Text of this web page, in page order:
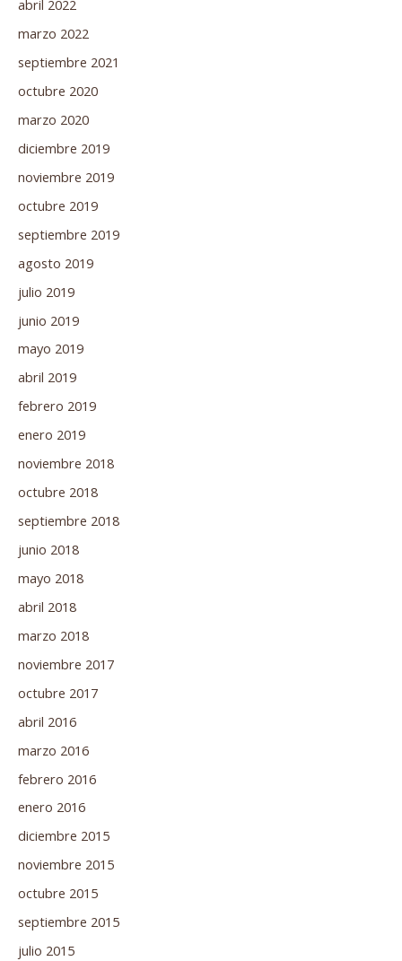
abril 2022
marzo 2022
septiembre 2021
octubre 2020
marzo 2020
diciembre 2019
noviembre 2019
octubre 2019
septiembre 2019
agosto 2019
julio 2019
junio 2019
mayo 2019
abril 2019
febrero 2019
enero 2019
noviembre 2018
octubre 2018
septiembre 2018
junio 2018
mayo 2018
abril 2018
marzo 2018
noviembre 2017
octubre 2017
abril 2016
marzo 2016
febrero 2016
enero 2016
diciembre 2015
noviembre 2015
octubre 2015
septiembre 2015
julio 2015